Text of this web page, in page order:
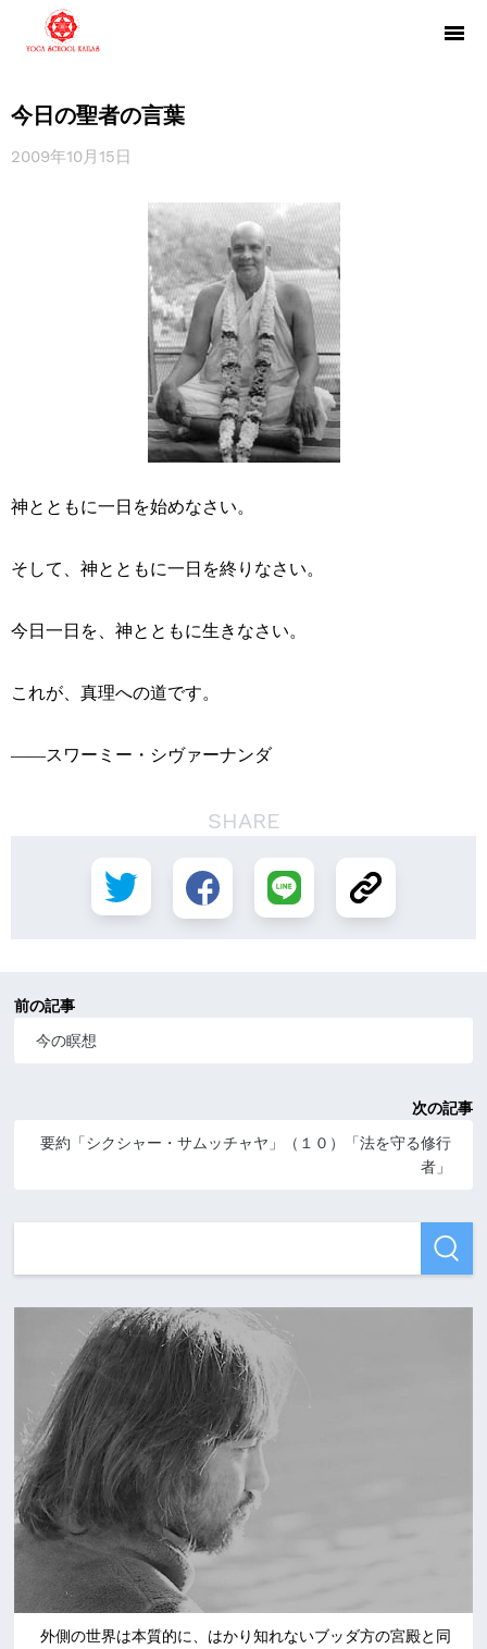
今日の聖者の言葉
2009年10月15日
神とともに一日を始めなさい。
そして、神とともに一日を終りなさい。
今日一日を、神とともに生きなさい。
これが、真理への道です。
――スワーミー・シヴァーナンダ
SHARE
前の記事
今の瞑想
次の記事
要約「シクシャー・サムッチャヤ」（１０）「法を守る修行
者」
外側の世界は本質的に、はかり知れないブッダ方の宮殿と同